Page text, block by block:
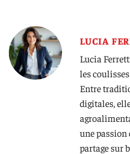
LUCIA
Lucia
les
Entre
digitales,
une
partage sur